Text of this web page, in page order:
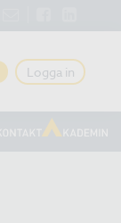
Logga in